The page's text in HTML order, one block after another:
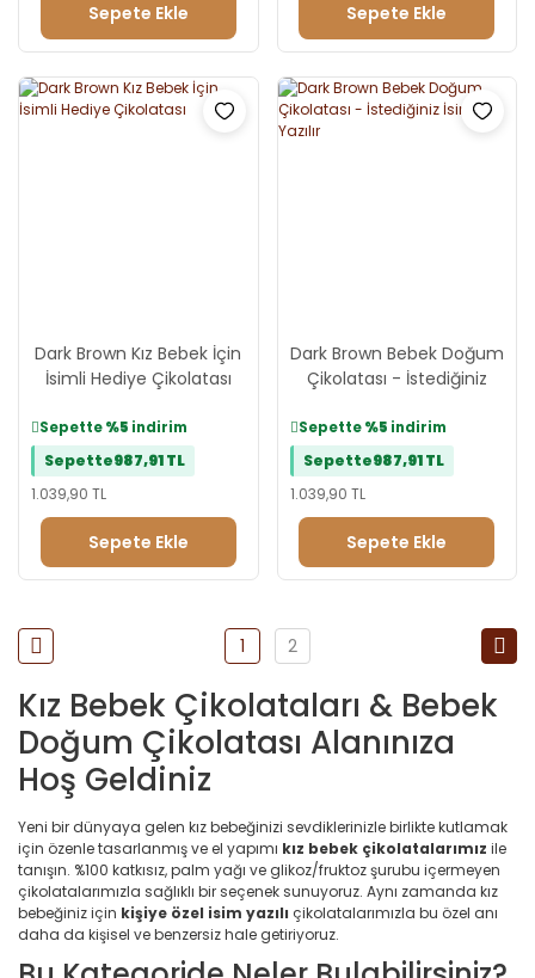
Sepete Ekle Sepete Ekle
Dark Brown Kız Bebek İçin
İsimli Hediye Çikolatası
Sepette%5 indirim
Sepette987,91 TL
1.039,90 TL
Sepete Ekle
Dark Brown Bebek Doğum
Çikolatası - İstediğiniz
Sepette%5 indirim
Sepette987,91 TL
1.039,90 TL
Sepete Ekle
1 2
Kız Bebek Çikolataları & Bebek
Doğum Çikolatası Alanınıza
Hoş Geldiniz
Yeni bir dünyaya gelen kız bebeğinizi sevdiklerinizle birlikte kutlamak
için özenle tasarlanmış ve el yapımı kız bebek çikolatalarımız ile
tanışın. %100 katkısız, palm yağı ve glikoz/fruktoz şurubu içermeyen
çikolatalarımızla sağlıklı bir seçenek sunuyoruz. Aynı zamanda kız
bebeğiniz için kişiye özel isim yazılı çikolatalarımızla bu özel anı
daha da kişisel ve benzersiz hale getiriyoruz.